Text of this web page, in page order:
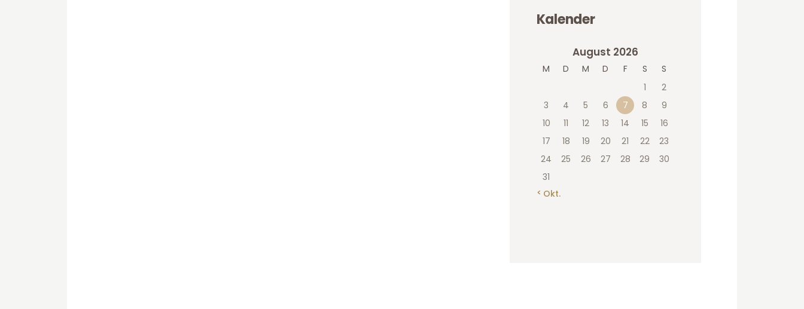
Kalender
August 2026
M D M D F S
S
1
2
3
4 5 6 7 8
9
10
11 12 13 14 15
16
17
18 19 20 21 22
23
24
25 26 27 28 29
30
31
« Okt.